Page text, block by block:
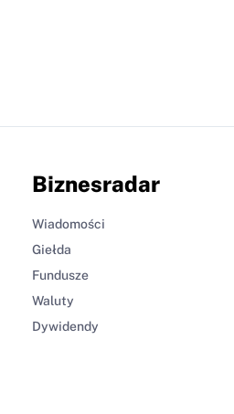
Biznesradar
Wiadomości
Giełda
Fundusze
Waluty
Dywidendy